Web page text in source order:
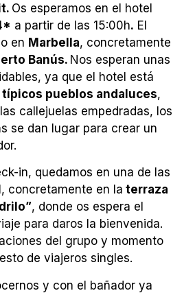
Os esperamos en el hotel
a partir de las 15:00h. El
en Marbella, concretamente
Banús. Nos esperan unas
ya que el hotel está
pueblos andaluces,
callejuelas empedradas, los
se dan lugar para crear un
in, quedamos en una de las
concretamente en la terraza
, donde os espera el
para daros la bienvenida.
del grupo y momento
de viajeros singles.
y con el bañador ya